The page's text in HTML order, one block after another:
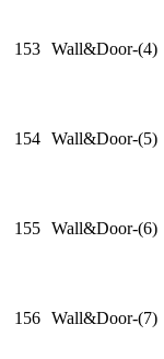
153 Wall&Door-(4)
154 Wall&Door-(5)
155 Wall&Door-(6)
156 Wall&Door-(7)